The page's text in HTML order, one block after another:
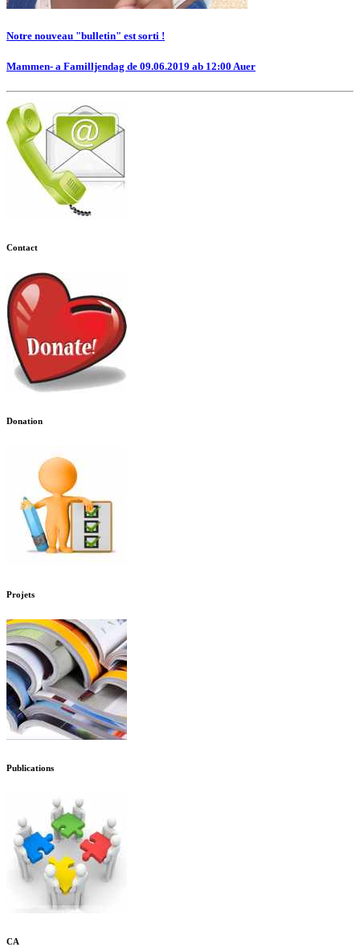
Notre nouveau "bulletin" est sorti !
Mammen- a Familljendag de 09.06.2019 ab 12:00 Auer
Contact
Donation
Projets
Publications
CA